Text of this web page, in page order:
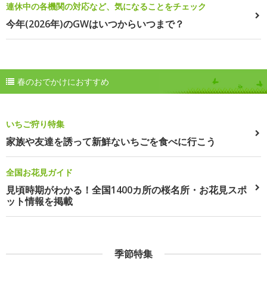
連休中の各機関の対応など、気になることをチェック
今年(2026年)のGWはいつからいつまで？
春のおでかけにおすすめ
いちご狩り特集
家族や友達を誘って新鮮ないちごを食べに行こう
全国お花見ガイド
見頃時期がわかる！全国1400カ所の桜名所・お花見スポ
ット情報を掲載
季節特集